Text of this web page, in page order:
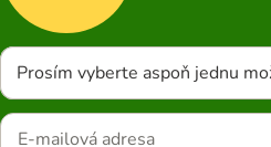
Prosím vyberte aspoň jednu